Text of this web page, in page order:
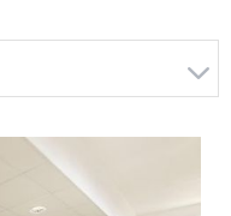
m²
Colocation